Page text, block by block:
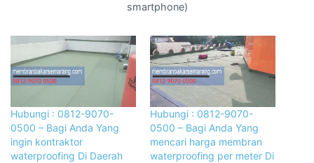
smartphone)
Hubungi : 0812-9070-
0500 – Bagi Anda Yang
ingin kontraktor
waterproofing Di Daerah
Hubungi : 0812-9070-
0500 – Bagi Anda Yang
mencari harga membran
waterproofing per meter Di